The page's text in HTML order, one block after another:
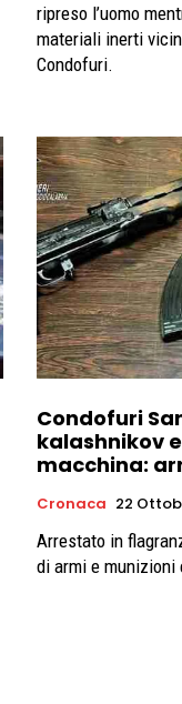
ripreso l’uomo
materiali inerti
Condofuri.
Condofuri
kalashnikov
macchina:
Cronaca 22
Arrestato in
di armi e